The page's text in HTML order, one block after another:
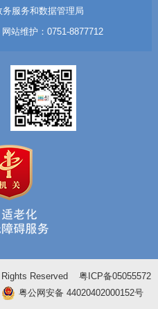
服务和数据管理局
站维护：0751-8877712
Rights Reserved粤ICP备05055572
粤公网安备 44020402000152号